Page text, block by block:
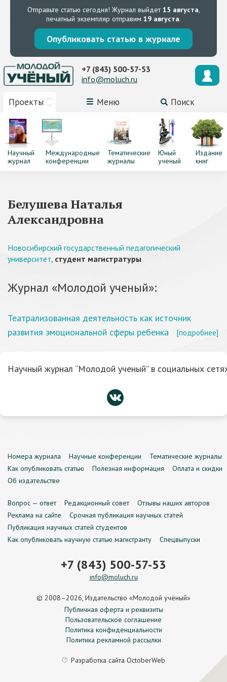
Отправьте статью сегодня! Журнал выйдет15 августа,
печатный экземпляр отправим 19 августа.
Опубликовать статью в журнале
Проекты Меню Поиск
+7 (843) 500-57-53
info@moluch.ru
Научный
журнал
Международные
конференции
Тематические
журналы
Юный
ученый
Издание
книг
Белушева Наталья
Александровна
Новосибирский государственный педагогический
университет, студент магистратуры
Журнал «Молодой ученый»:
Театрализованная деятельность как источник
развития эмоциональной сферы ребенка
[подробнее]
Научный журнал “Молодой ученый” в социальных
Номера журнала Научные конференции
Тематические журналы
Как опубликовать статью
Полезная информация
Оплата и скидки
Об издательстве
Вопрос — ответ Редакционный совет
Отзывы наших авторов
Реклама на сайте
Срочная публикация научных статей
Публикация научных статей студентов
Как опубликовать научную статью магистранту
Спецвыпуски
+7 (843) 500-57-53
info@moluch.ru
© 2008–2026, Издательство «Молодой учёный»
Публичная оферта и реквизиты
Пользовательское соглашение
Политика конфиденциальности
Политика рекламной рассылки
Разработка сайта OctoberWeb